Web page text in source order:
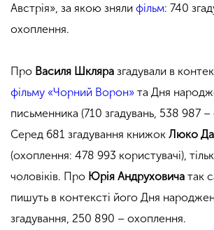
Австрія», за якою зняли фільм: 740
охоплення.
Про Василя Шкляра згадували в
фільму «Чорний Ворон» та Дня
письменника (710 згадувань, 538 987
Серед 681 згадування книжок Люко
(охоплення: 478 993 користувачі),
чоловіків. Про Юрія Андруховича так
пишуть в контексті його Дня
згадування, 250 890 – охоплення.